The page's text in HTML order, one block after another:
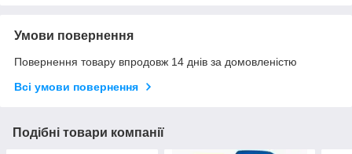
Умови повернення
Повернення товару впродовж 14 днів за домовленістю
Всі умови повернення
Подібні товари компанії